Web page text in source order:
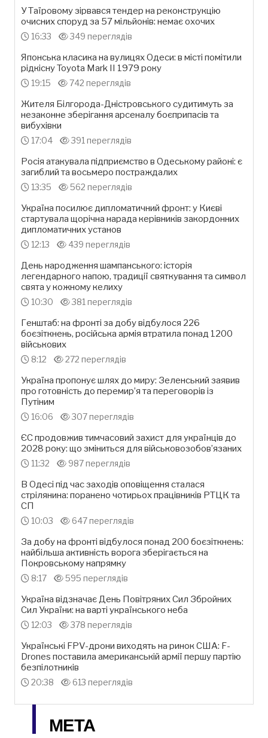
У Таїровому зірвався тендер на реконструкцію
очисних споруд за 57 мільйонів: немає охочих
16:33 349 переглядів
Японська класика на вулицях Одеси: в місті помітили
рідкісну Toyota Mark II 1979 року
19:15 742 переглядів
Жителя Білгорода-Дністровського судитимуть за
незаконне зберігання арсеналу боєприпасів та
вибухівки
17:04 391 переглядів
Росія атакувала підприємство в Одеському районі: є
загиблий та восьмеро постраждалих
13:35 562 переглядів
Україна посилює дипломатичний фронт: у Києві
стартувала щорічна нарада керівників закордонних
дипломатичних установ
12:13 439 переглядів
День народження шампанського: історія
легендарного напою, традиції святкування та символ
свята у кожному келиху
10:30 381 переглядів
Генштаб: на фронті за добу відбулося 226
боєзіткнень, російська армія втратила понад 1200
військових
8:12 272 переглядів
Україна пропонує шлях до миру: Зеленський заявив
про готовність до перемир’я та переговорів із
Путіним
16:06 307 переглядів
ЄС продовжив тимчасовий захист для українців до
2028 року: що зміниться для військовозобов’язаних
11:32 987 переглядів
В Одесі під час заходів оповіщення сталася
стрілянина: поранено чотирьох працівників РТЦК та
СП
10:03 647 переглядів
За добу на фронті відбулося понад 200 боєзіткнень:
найбільша активність ворога зберігається на
Покровському напрямку
8:17 595 переглядів
Україна відзначає День Повітряних Сил Збройних
Сил України: на варті українського неба
12:03 378 переглядів
Українські FPV-дрони виходять на ринок США: F-
Drones поставила американській армії першу партію
безпілотників
20:38 613 переглядів
МЕТА